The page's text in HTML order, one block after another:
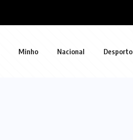
Minho Nacional Desporto